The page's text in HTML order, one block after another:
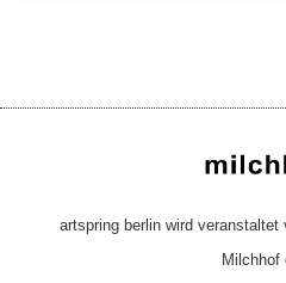
artspring berlin wird
Milchhof